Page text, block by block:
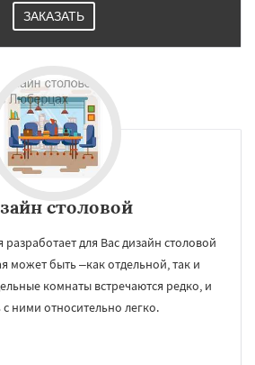
×
Фоминск
Озеры
ЗАКАЗАТЬ
cтоловой
для Вас дизайн столовой
может быть –как отдельной, так и
комнаты встречаются редко, и
с ними относительно легко.
ПОДРОБНЕЕ